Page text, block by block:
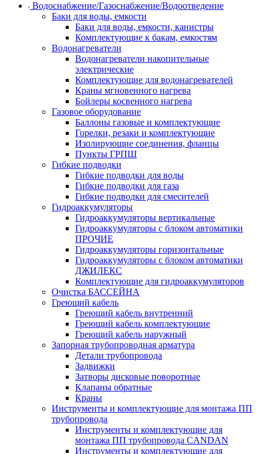
Водоснабжение/Газоснабжение/Водоотведение
Баки для воды, емкости
Баки для воды, емкости, канистры
Комплектующие к бакам, емкостям
Водонагреватели
Водонагреватели накопительные
электрические
Комплектующие для водонагревателей
Краны мгновенного нагрева
Бойлеры косвенного нагрева
Газовое оборудование
Баллоны газовые и комплектующие
Горелки, резаки и комплектующие
Изолирующие соединения, фланцы
Пункты ГРПШ
Гибкие подводки
Гибкие подводки для воды
Гибкие подводки для газа
Гибкие подводки для смесителей
Гидроаккумуляторы
Гидроаккумуляторы вертикальные
Гидроаккумуляторы с блоком автоматики
ПРОЧИЕ
Гидроаккумуляторы горизонтальные
Гидроаккумуляторы с блоком автоматики
ДЖИЛЕКС
Комплектующие для гидроаккумуляторов
Очистка БАССЕЙНА
Греющий кабель
Греющий кабель внутренний
Греющий кабель комплектующие
Греющий кабель наружный
Запорная трубопроводная арматура
Детали трубопровода
Задвижки
Затворы дисковые поворотные
Клапаны обратные
Краны
Инструменты и комплектующие для монтажа ПП
трубопровода
Инструменты и комплектующие для
монтажа ПП трубопровода CANDAN
Инструменты и комплектующие для